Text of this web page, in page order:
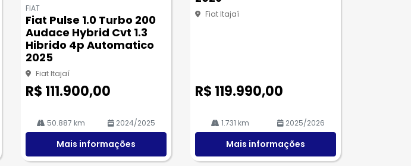
pa
rtil
he
FIAT
Fiat Pulse 1.0 Turbo 200
Audace Hybrid Cvt 1.3
Hibrido 4p Automatico
2025
Fiat Itajaí
R$ 111.900,00
50.887 km 2024/2025
Mais informações
Fiat Itajaí
R$ 119.990,00
1.731 km 2025/2026
Mais informações